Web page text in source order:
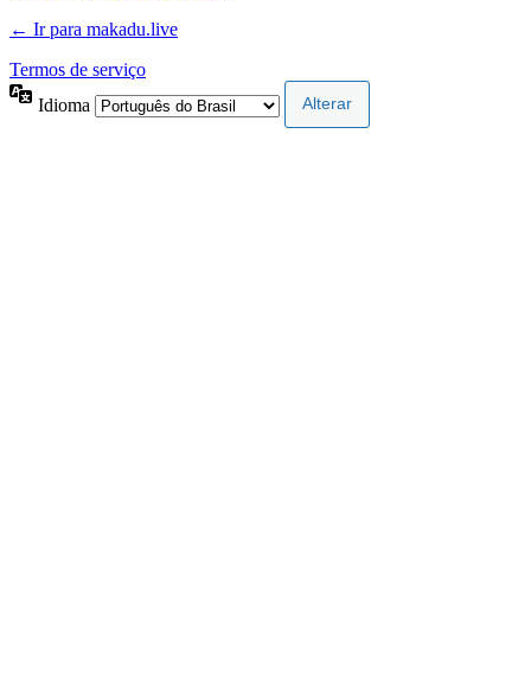
← Ir para makadu.live
Termos de serviço
Idioma